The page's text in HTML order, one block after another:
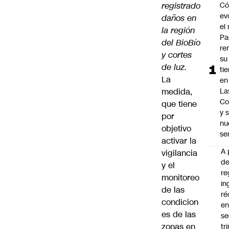
registrado
daños en
la región
del BioBío
y cortes
de luz.
La
medida,
que tiene
por
objetivo
activar la
vigilancia
y el
monitoreo
de las
condicion
es de las
zonas en
el
su
y
A
de